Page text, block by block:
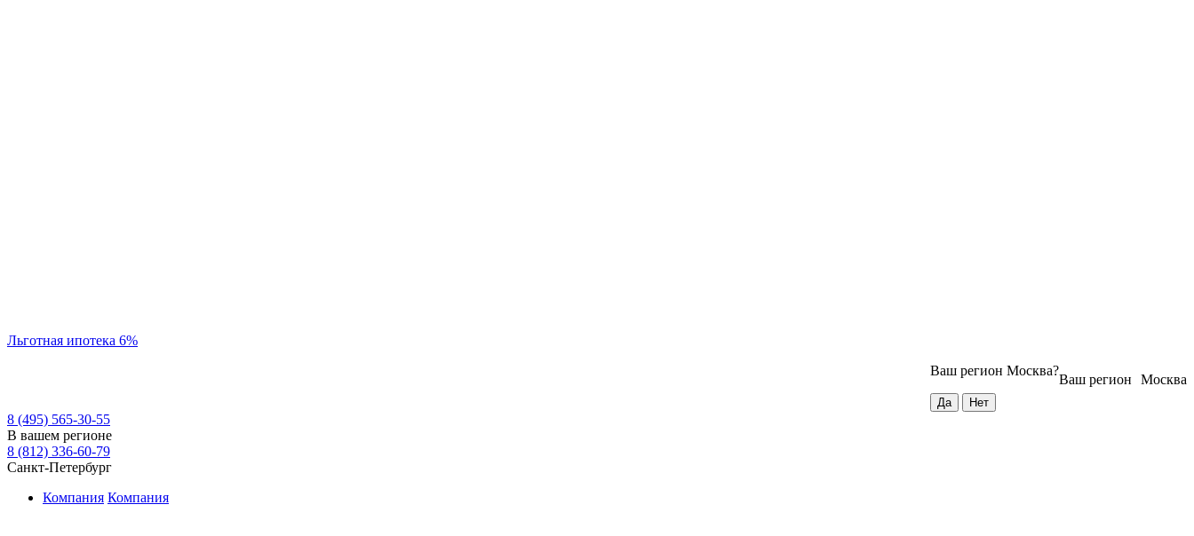
Льготная ипотека 6%
Москва
Ваш регион
Ваш регион Москва?
8 (495) 565-30-55
В вашем регионе
8 (812) 336-60-79
Санкт-Петербург
Компания Компания